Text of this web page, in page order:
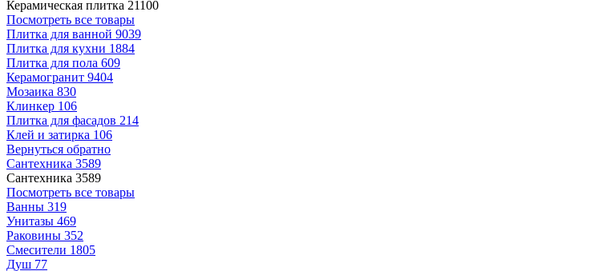
Керамическая плитка 21100
Посмотреть все товары
Плитка для ванной 9039
Плитка для кухни 1884
Плитка для пола 609
Керамогранит 9404
Мозаика 830
Клинкер 106
Плитка для фасадов 214
Клей и затирка 106
Вернуться обратно
Сантехника 3589
Сантехника 3589
Посмотреть все товары
Ванны 319
Унитазы 469
Раковины 352
Смесители 1805
Душ 77